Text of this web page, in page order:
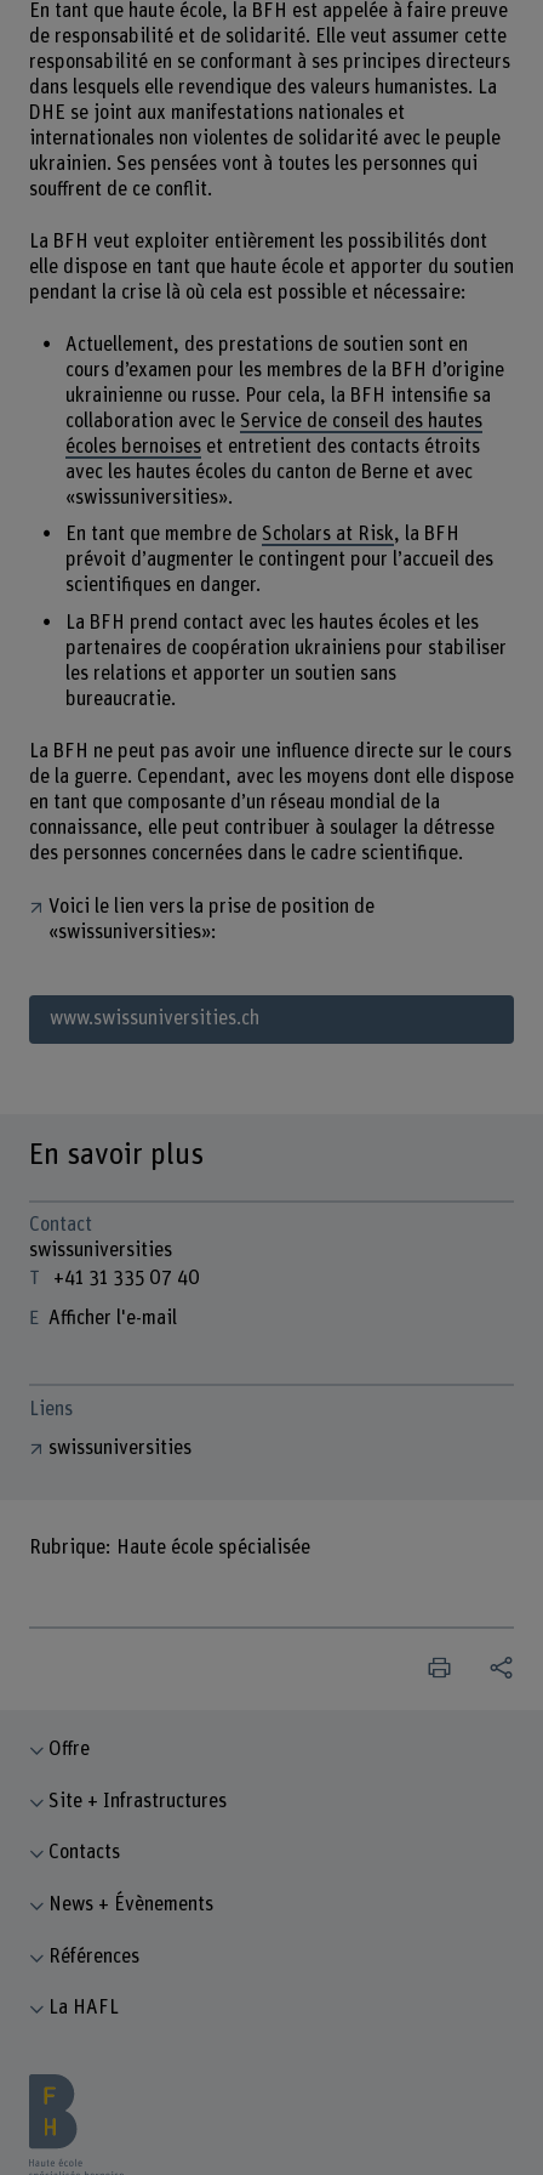
En tant que haute école, la BFH est appelée à faire preuve
de responsabilité et de solidarité. Elle veut assumer cette
responsabilité en se conformant à ses principes directeurs
dans lesquels elle revendique des valeurs humanistes. La
DHE se joint aux manifestations nationales et
internationales non violentes de solidarité avec le peuple
ukrainien. Ses pensées vont à toutes les personnes qui
souffrent de ce conflit.
La BFH veut exploiter entièrement les possibilités dont
elle dispose en tant que haute école et apporter du soutien
pendant la crise là où cela est possible et nécessaire:
Actuellement, des prestations de soutien sont en
cours d’examen pour les membres de la BFH d’origine
ukrainienne ou russe. Pour cela, la BFH intensifie sa
collaboration avec le Service de conseil des hautes
écoles bernoiseset entretient des contacts étroits
avec les hautes écoles du canton de Berne et avec
«swissuniversities».
En tant que membre de Scholars at Risk, la BFH
prévoit d’augmenter le contingent pour l’accueil des
scientifiques en danger.
La BFH prend contact avec les hautes écoles et les
partenaires de coopération ukrainiens pour stabiliser
les relations et apporter un soutien sans
bureaucratie.
La BFH ne peut pas avoir une influence directe sur le cours
de la guerre. Cependant, avec les moyens dont elle dispose
en tant que composante d’un réseau mondial de la
connaissance, elle peut contribuer à soulager la détresse
des personnes concernées dans le cadre scientifique.
Voici le lien vers la prise de position de
«swissuniversities»:
www.swissuniversities.ch
En savoir plus
Contact
swissuniversities
+41 31 335 07 40
Afficher l'e-mail
Liens
swissuniversities
Rubrique: Haute école spécialisée
Offre
Site + Infrastructures
Contacts
News + Évènements
Références
La HAFL